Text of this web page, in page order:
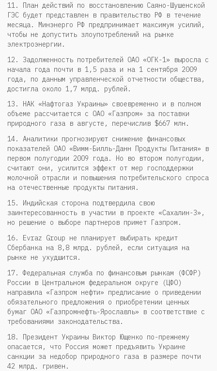
11. План действий по восстановлению Саяно-Шушенской
ГЭС будет представлен в правительство РФ в течение
месяца. Минэнерго РФ предпринимает максимум усилий,
чтобы не допустить злоупотреблений на рынке
электроэнергии.
12. Задолженность потребителей ОАО «ОГК-1» выросла с
начала года почти в 1,5 раза и на 1 сентября 2009
года, по данным управленческой отчетности общества,
достигла около 1,7 млрд. рублей.
13. НАК «Нафтогаз Украины» своевременно и в полном
объеме рассчитается с ОАО «Газпром» за поставки
природного газа в августе, перечислив $667 млн.
14. Аналитики прогнозируют снижение финансовых
показателей ОАО «Вимм-Билль-Данн Продукты Питания» в
первом полугодии 2009 года. Но во втором полугодии,
считают они, усилится эффект от мер господдержки
молочной отрасли и повышения потребительского спроса
на отечественные продукты питания.
15. Индийская сторона подтвердила свою
заинтересованность в участии в проекте «Сахалин-3»,
но решение о выборе партнеров примет Газпром.
16. Evraz Group не планирует выбирать кредит
Сбербанка на 8,8 млрд. рублей, если ситуация на
рынке не ухудшится.
17. Федеральная служба по финансовым рынкам (ФСФР)
России в Центральном федеральном округе (ЦФО)
направила «Газпром нефти» предписание о приведении
обязательного предложения о приобретении ценных
бумаг ОАО «Газпромнефть-Ярославль» в соответствие с
требованиями законодательства.
18. Президент Украины Виктор Ющенко по-прежнему
опасается, что Россия может предъявить Украине
санкции за недобор природного газа в размере почти
42 млрд. гривен.